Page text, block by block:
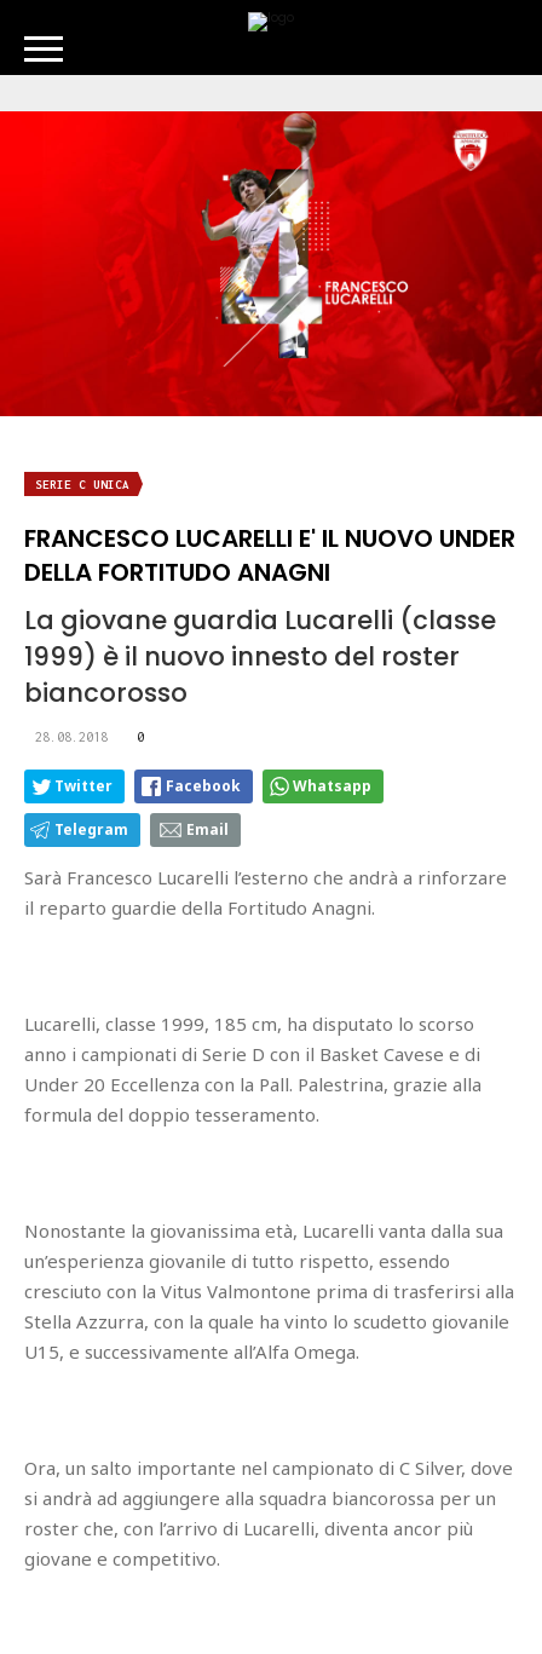
SERIE C UNICA
FRANCESCO LUCARELLI E' IL NUOVO UNDER
DELLA FORTITUDO ANAGNI
La giovane guardia Lucarelli (classe
1999) è il nuovo innesto del roster
biancorosso
28.08.2018 0
Twitter Facebook Whatsapp
Telegram Email
Sarà Francesco Lucarelli l’esterno che andrà a rinforzare
il reparto guardie della Fortitudo Anagni.
Lucarelli, classe 1999, 185 cm, ha disputato lo scorso
anno i campionati di Serie D con il Basket Cavese e di
Under 20 Eccellenza con la Pall. Palestrina, grazie alla
formula del doppio tesseramento.
Nonostante la giovanissima età, Lucarelli vanta dalla sua
un’esperienza giovanile di tutto rispetto, essendo
cresciuto con la Vitus Valmontone prima di trasferirsi alla
Stella Azzurra, con la quale ha vinto lo scudetto giovanile
U15, e successivamente all’Alfa Omega.
Ora, un salto importante nel campionato di C Silver, dove
si andrà ad aggiungere alla squadra biancorossa per un
roster che, con l’arrivo di Lucarelli, diventa ancor più
giovane e competitivo.